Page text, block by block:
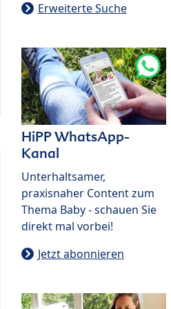
Erweiterte Suche
HiPP WhatsApp-
Kanal
Unterhaltsamer,
praxisnaher Content zum
Thema Baby - schauen Sie
direkt mal vorbei!
Jetzt abonnieren